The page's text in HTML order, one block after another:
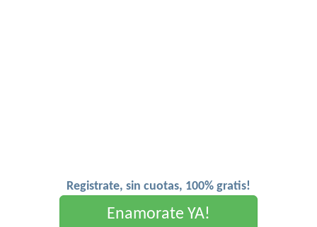
Registrate, sin cuotas, 100% gratis!
Enamorate YA!